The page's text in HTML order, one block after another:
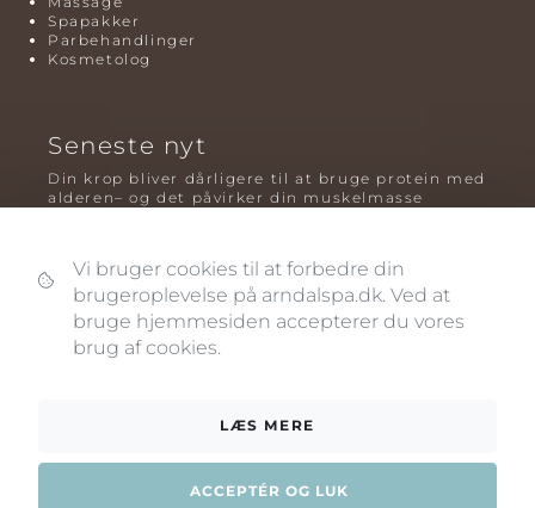
Spapakker
Parbehandlinger
Kosmetolog
Seneste nyt
Din krop bliver dårligere til at bruge protein med
alderen– og det påvirker din muskelmasse
Plyometrisk træning: hvorfor hop kan være noget
af det mest oversete for knogler og power – før
og efter overgangsalderen
Vi bruger cookies til at forbedre din
brugeroplevelse på arndalspa.dk. Ved at
bruge hjemmesiden accepterer du vores
brug af cookies.
LÆS MERE
ACCEPTÉR OG LUK